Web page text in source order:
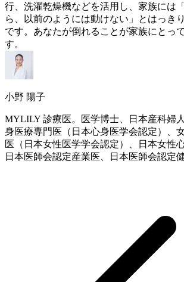
行、洗濯乾燥機などを活用し、家族には
ら、以前のようには動けない」とはっき
です。あなたが倒れることが家族にとっ
す。
小野 陽子
MYLILY 診療医。医学博士、日本産科婦
身医療専門医（日本心身医学会認定）、
医（日本女性医学学会認定）、日本女性
日本医師会認定産業医、日本医師会認定